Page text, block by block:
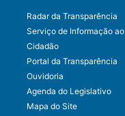
Radar da Transparência
Serviço de Informação ao
Cidadão
Portal da Transparência
Ouvidoria
Agenda do Legislativo
Mapa do Site